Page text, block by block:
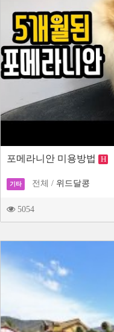
포메라니안 미용방법 H
기타 전체 / 위드달콩
5054